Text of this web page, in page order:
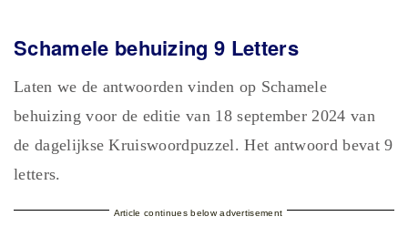
Schamele behuizing 9 Letters
Laten we de antwoorden vinden op Schamele
behuizing voor de editie van 18 september 2024 van
de dagelijkse Kruiswoordpuzzel. Het antwoord bevat 9
letters.
Article continues below advertisement